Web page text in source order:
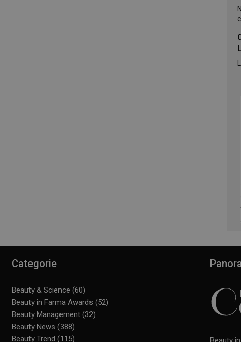
Categorie
Beauty & Science (60)
Beauty in Farma Awards (52)
Beauty Management(32)
Beauty News (388)
Beauty Trend (115)
casuale come identificatore del cliente. È
richiesta di pagina in un sito e utilizzato per
dati di visitatori, sessioni e campagne per i
Questo cookie viene utilizzato da Google
Questo cookie viene utilizzato dal servizio